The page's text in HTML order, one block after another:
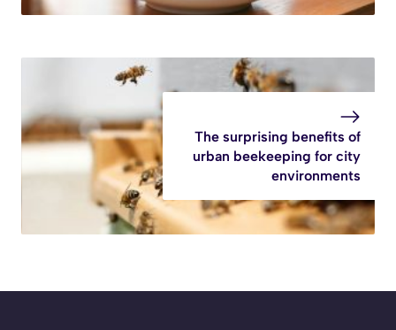
The surprising benefits of
urban beekeeping for city
environments